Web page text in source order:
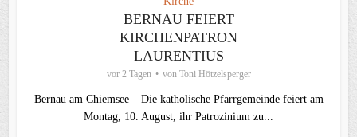
BERNAU FEIERT
KIRCHENPATRON
LAURENTIUS
vor 2 Tagen von Toni Hötzelsperger
Bernau am Chiemsee – Die katholische Pfarrgemeinde feiert am
Montag, 10. August, ihr Patrozinium zu...